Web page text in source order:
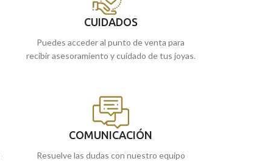
CUIDADOS
Puedes acceder al punto de venta para
recibir asesoramiento y cuidado de tus joyas.
COMUNICACIÓN
Resuelve las dudas con nuestro equipo